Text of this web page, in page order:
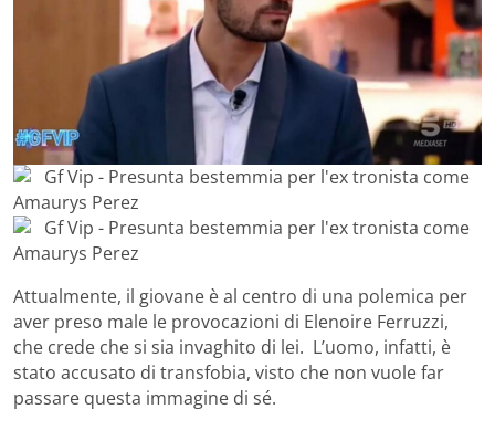
Attualmente, il giovane è al centro di una polemica per
aver preso male le provocazioni di Elenoire Ferruzzi,
che crede che si sia invaghito di lei. L’uomo, infatti, è
stato accusato di transfobia, visto che non vuole far
passare questa immagine di sé.